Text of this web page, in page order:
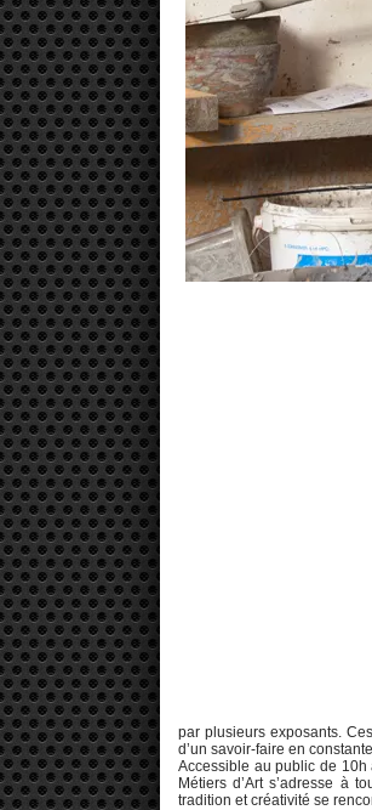
par plusieurs exposants.
d’un savoir-faire en
Accessible au public de
Métiers d’Art s’adresse à
tradition et créativité se